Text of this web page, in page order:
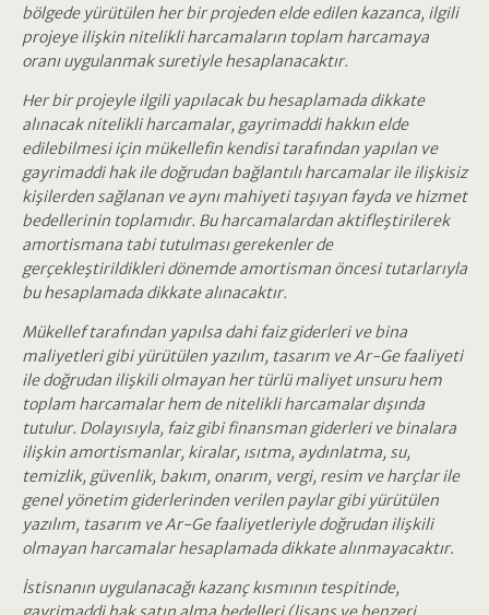
bölgede yürütülen her bir projeden elde edilen kazanca, ilgili
projeye ilişkin nitelikli harcamaların toplam harcamaya
oranı uygulanmak suretiyle hesaplanacaktır.
Her bir projeyle ilgili yapılacak bu hesaplamada dikkate
alınacak nitelikli harcamalar, gayrimaddi hakkın elde
edilebilmesi için mükellefin kendisi tarafından yapılan ve
gayrimaddi hak ile doğrudan bağlantılı harcamalar ile ilişkisiz
kişilerden sağlanan ve aynı mahiyeti taşıyan fayda ve hizmet
bedellerinin toplamıdır. Bu harcamalardan aktifleştirilerek
amortismana tabi tutulması gerekenler de
gerçekleştirildikleri dönemde amortisman öncesi tutarlarıyla
bu hesaplamada dikkate alınacaktır.
Mükellef tarafından yapılsa dahi faiz giderleri ve bina
maliyetleri gibi yürütülen yazılım, tasarım ve Ar-Ge faaliyeti
ile doğrudan ilişkili olmayan her türlü maliyet unsuru hem
toplam harcamalar hem de nitelikli harcamalar dışında
tutulur. Dolayısıyla, faiz gibi finansman giderleri ve binalara
ilişkin amortismanlar, kiralar, ısıtma, aydınlatma, su,
temizlik, güvenlik, bakım, onarım, vergi, resim ve harçlar ile
genel yönetim giderlerinden verilen paylar gibi yürütülen
yazılım, tasarım ve Ar-Ge faaliyetleriyle doğrudan ilişkili
olmayan harcamalar hesaplamada dikkate alınmayacaktır.
İstisnanın uygulanacağı kazanç kısmının tespitinde,